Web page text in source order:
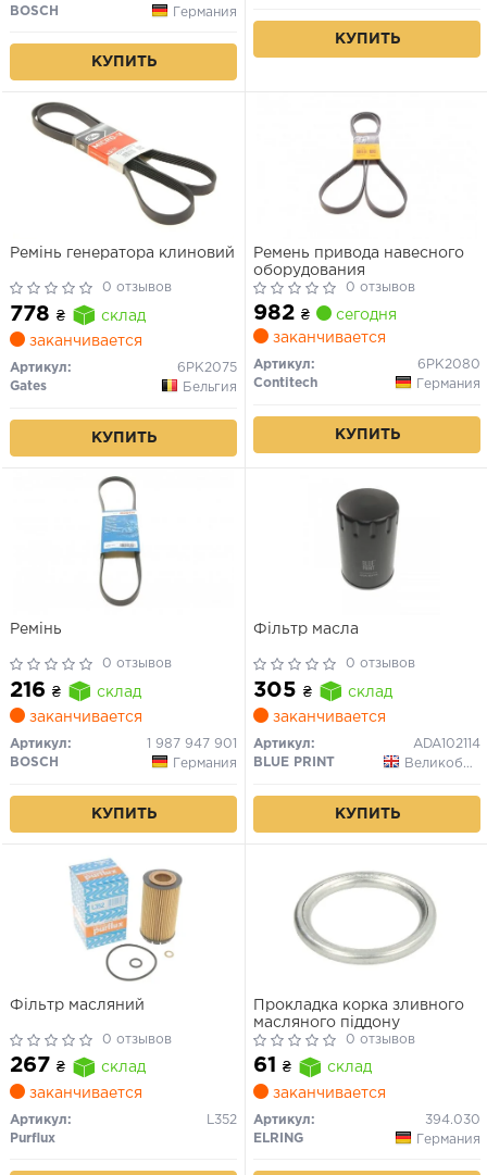
BOSCH
Германия
КУПИТЬ
КУПИТЬ
Ремінь генератора клиновий
0 отзывов
778 ₴
склад
заканчивается
Артикул:
6PK2075
Gates
Бельгия
КУПИТЬ
Ремень привода навесного
оборудования
0 отзывов
982 ₴
сегодня
заканчивается
Артикул:
6PK2080
Contitech
Германия
КУПИТЬ
Ремінь
0 отзывов
216 ₴
склад
заканчивается
Артикул:
1 987 947 901
BOSCH
Германия
КУПИТЬ
Фільтр масла
0 отзывов
305 ₴
склад
заканчивается
Артикул:
ADA102114
BLUE PRINT
Великобритания
КУПИТЬ
Фільтр масляний
0 отзывов
267 ₴
склад
заканчивается
Артикул:
L352
Purflux
Прокладка корка зливного
масляного піддону
0 отзывов
61 ₴
склад
заканчивается
Артикул:
394.030
ELRING
Германия